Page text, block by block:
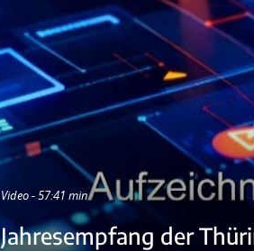
Video - 57:41 min
Jahresempfang der